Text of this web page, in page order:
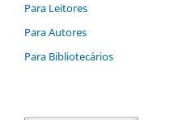
Para Leitores
Para Autores
Para Bibliotecários